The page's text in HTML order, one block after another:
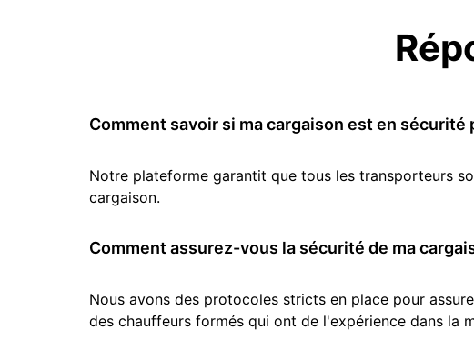
Comment savoir si ma cargaison est en
Notre plateforme garantit que tous les transporteurs
cargaison.
Comment assurez-vous la sécurité de ma
Nous avons des protocoles stricts en place pour
des chauffeurs formés qui ont de l'expérience dans la